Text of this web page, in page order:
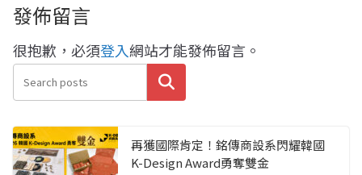
發佈留言
很抱歉，必須登入網站才能發佈留言。
搜尋
再獲國際肯定！銘傳商設系閃耀韓國
K-Design Award勇奪雙金